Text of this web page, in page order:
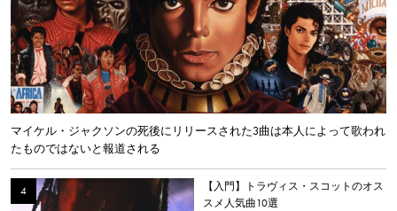
マイケル・ジャクソンの死後にリリースされた3曲は本人によって歌われ
たものではないと報道される
【入門】トラヴィス・スコットのオス
スメ人気曲10選